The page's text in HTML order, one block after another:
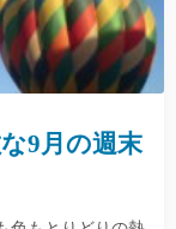
9月の週末